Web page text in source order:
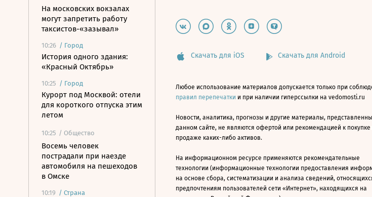
На московских вокзалах
могут запретить работу
таксистов-«зазывал»
10:26 / Город
История одного здания:
«Красный Октябрь»
10:25 / Город
Курорт под Москвой: отели
для короткого отпуска этим
летом
10:25 / Общество
Восемь человек
пострадали при наезде
автомобиля на пешеходов
в Омске
10:19 / Страна
Скачать для iOS Скачать для Android
Любое использование материалов допускается только при
правил перепечатки и при наличии гиперссылки на vedomosti.ru
Новости, аналитика, прогнозы и другие материалы,
данном сайте, не являются офертой или рекомендацией к покупке
продаже каких-либо активов.
На информационном ресурсе применяются рекомендательные
технологии (информационные технологии предоставления
на основе сбора, систематизации и анализа сведений,
предпочтениям пользователей сети «Интернет», находящихся на